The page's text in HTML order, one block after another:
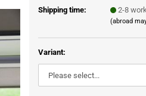
Shipping time:
2-8
(abroad
Variant: